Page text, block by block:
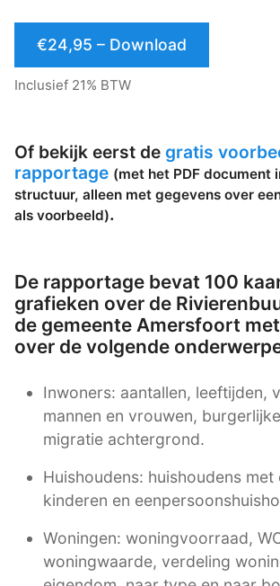
€24,95 – Download
Inclusief 21% BTW
Of bekijk eerst de gratis
rapportage (met het PDF document
structuur, alleen met gegevens over
als voorbeeld).
De rapportage bevat 100
grafieken over de
de gemeente Amersfoort
over de volgende
Inwoners: aantallen, leeftijden,
mannen en vrouwen,
migratie achtergrond.
Huishoudens: huishoudens
kinderen en
Woningen: woningvoorraad,
woningwaarde, verdeling